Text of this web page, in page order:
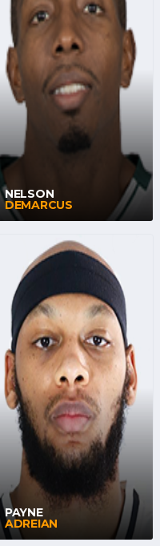
NELSON
DEMARCUS
PAYNE
ADREIAN